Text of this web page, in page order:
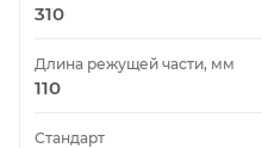
310
Длина режущей части, мм
110
Стандарт